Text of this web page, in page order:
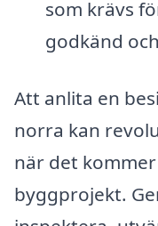
som krävs
godkänd
Att anlita en
norra kan
när det
byggprojekt.